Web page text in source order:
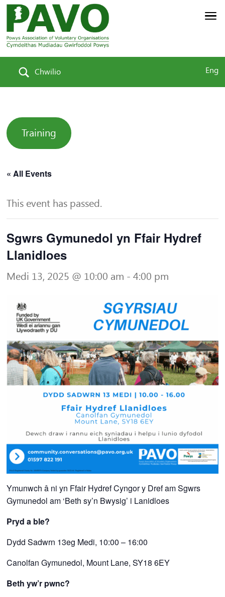
Chwilio Eng
Training
« All Events
This event has passed.
Sgwrs Gymunedol yn Ffair Hydref
Llanidloes
Medi 13, 2025 @ 10:00 am -4:00 pm
Ymunwch â ni yn Ffair Hydref Cyngor y Dref am Sgwrs
Gymunedol am ‘Beth sy’n Bwysig’ i Lanidloes
Pryd a ble?
Dydd Sadwrn 13eg Medi, 10:00 – 16:00
Canolfan Gymunedol, Mount Lane, SY18 6EY
Beth yw’r pwnc?